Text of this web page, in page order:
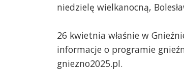
niedzielę wielkanocną,
26 kwietnia właśnie w
informacje o programie
gniezno2025.pl.